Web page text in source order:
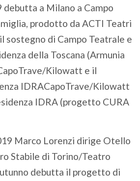
a Milano a Campo
prodotto da ACTI Teatri
sostegno di Campo Teatrale e
della Toscana (Armunia
Kilowatt e il
IDRACapoTrave/Kilowatt
IDRA (progetto CURA
Marco Lorenzi dirige Otello
Stabile di Torino/Teatro
debutta il progetto di